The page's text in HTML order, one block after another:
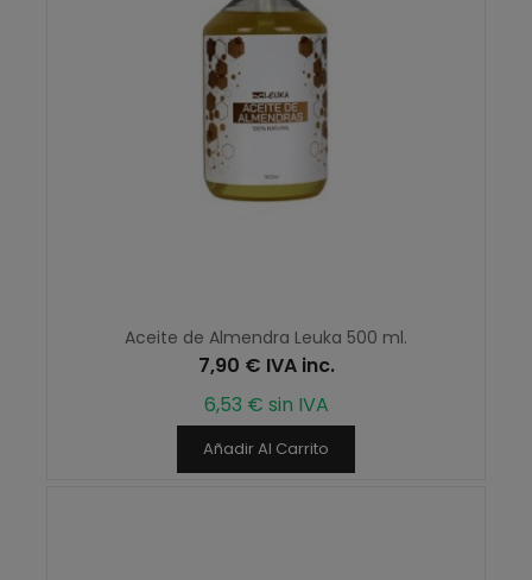
Aceite de Almendra Leuka 500 ml.
7,90 € IVA inc.
6,53 € sin IVA
Añadir Al Carrito